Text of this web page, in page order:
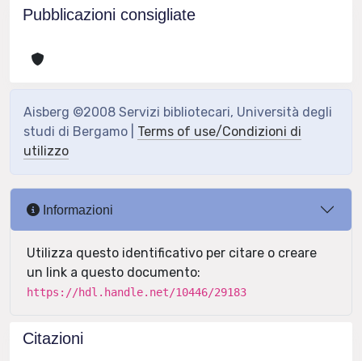
Pubblicazioni consigliate
Aisberg ©2008 Servizi bibliotecari, Università degli
studi di Bergamo | Terms of use/Condizioni di
utilizzo
Informazioni
Utilizza questo identificativo per citare o creare
un link a questo documento:
https://hdl.handle.net/10446/29183
Citazioni